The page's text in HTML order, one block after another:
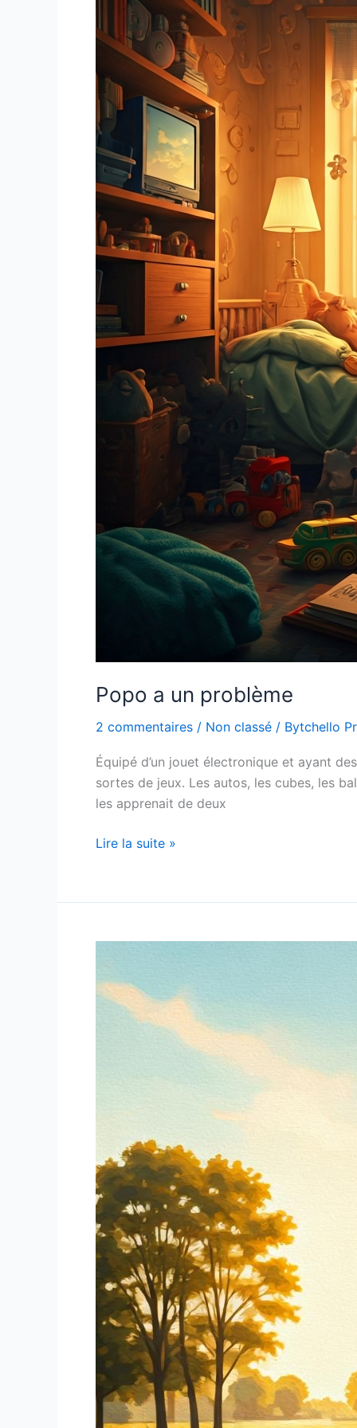
Popo a un problème
2 commentaires / Non classé / Bytchello
Équipé d’un jouet électronique et ayant
sortes de jeux. Les autos, les cubes, les
les apprenait de deux
Lire la suite »
Grand